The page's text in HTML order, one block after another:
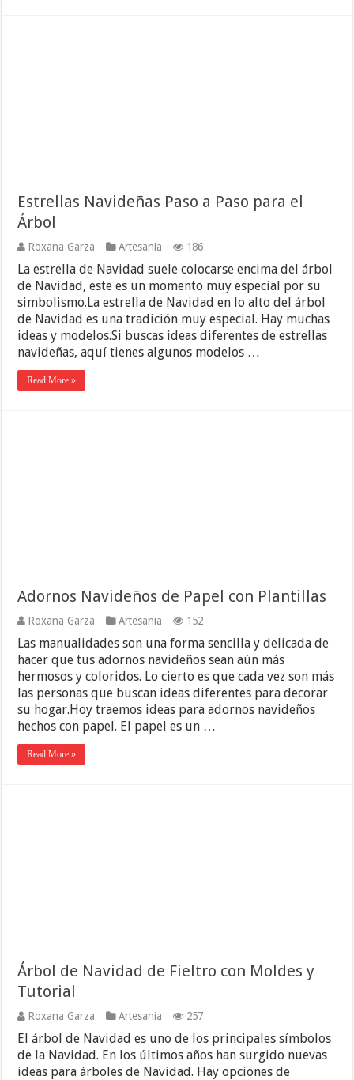
Estrellas Navideñas Paso a Paso para el
Árbol
Roxana Garza Artesania 186
La estrella de Navidad suele colocarse encima del árbol
de Navidad, este es un momento muy especial por su
simbolismo.La estrella de Navidad en lo alto del árbol
de Navidad es una tradición muy especial. Hay muchas
ideas y modelos.Si buscas ideas diferentes de estrellas
navideñas, aquí tienes algunos modelos …
Read More »
Adornos Navideños de Papel con Plantillas
Roxana Garza Artesania 152
Las manualidades son una forma sencilla y delicada de
hacer que tus adornos navideños sean aún más
hermosos y coloridos. Lo cierto es que cada vez son más
las personas que buscan ideas diferentes para decorar
su hogar.Hoy traemos ideas para adornos navideños
hechos con papel. El papel es un …
Read More »
Árbol de Navidad de Fieltro con Moldes y
Tutorial
Roxana Garza Artesania 257
El árbol de Navidad es uno de los principales símbolos
de la Navidad. En los últimos años han surgido nuevas
ideas para árboles de Navidad. Hay opciones de